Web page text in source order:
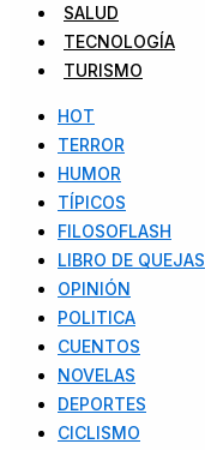
SALUD
TECNOLOGÍA
TURISMO
HOT
TERROR
HUMOR
TÍPICOS
FILOSOFLASH
LIBRO DE QUEJAS
OPINIÓN
POLITICA
CUENTOS
NOVELAS
DEPORTES
CICLISMO